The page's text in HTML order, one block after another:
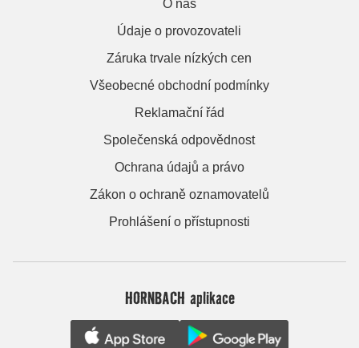
O nás
Údaje o provozovateli
Záruka trvale nízkých cen
Všeobecné obchodní podmínky
Reklamační řád
Společenská odpovědnost
Ochrana údajů a právo
Zákon o ochraně oznamovatelů
Prohlášení o přístupnosti
HORNBACH aplikace